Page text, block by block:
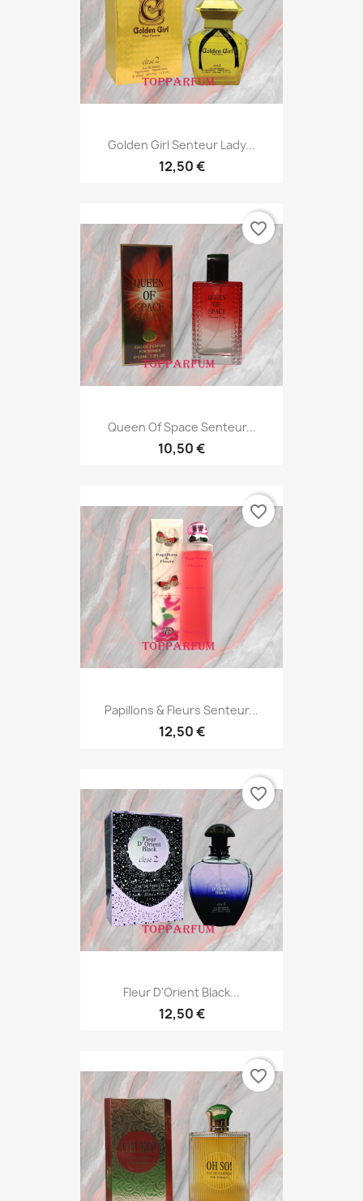
Golden Girl Senteur Lady...
12,50 €
Queen Of Space Senteur...
10,50 €
favorite_border
Papillons & Fleurs Senteur...
12,50 €
favorite_border
Fleur D'Orient Black...
12,50 €
favorite_border
favorite_border